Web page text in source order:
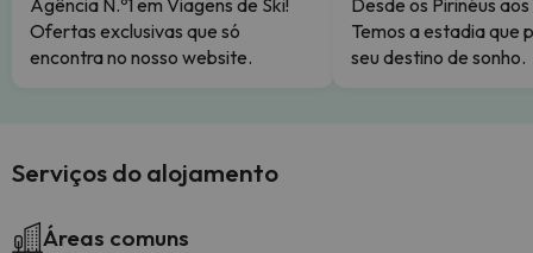
Agência N.º1 em Viagens de Ski!
Ofertas exclusivas que só
encontra no nosso website.
Desde os Pirinéus
Temos a estadia que
seu destino de sonho.
Serviços do alojamento
Áreas comuns